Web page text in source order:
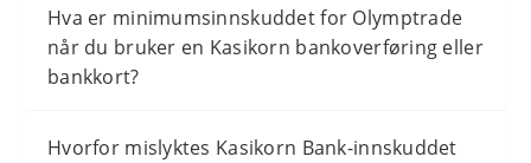
Hva er minimumsinnskuddet for Olymptrade
når du bruker en Kasikorn bankoverføring eller
bankkort?
Hvorfor mislyktes Kasikorn Bank-innskuddet